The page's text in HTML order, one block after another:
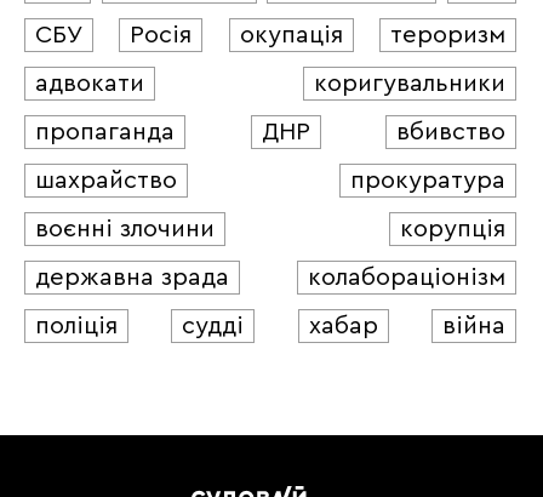
СБУ
Росія окупація
тероризм
адвокати
коригувальники
пропаганда
ДНР
вбивство
шахрайство
прокуратура
воєнні злочини
корупція
державна зрада
колабораціонізм
поліція
судді хабар війна